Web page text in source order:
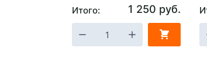
Итого: 1 250 руб.